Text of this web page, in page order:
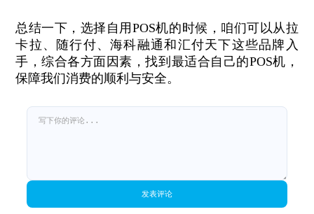
总结一下，选择自用POS机的时候，咱们可以从拉
卡拉、随行付、海科融通和汇付天下这些品牌入
手，综合各方面因素，找到最适合自己的POS机，
保障我们消费的顺利与安全。
发表评论